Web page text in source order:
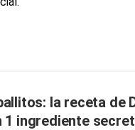
la receta de
1 ingrediente